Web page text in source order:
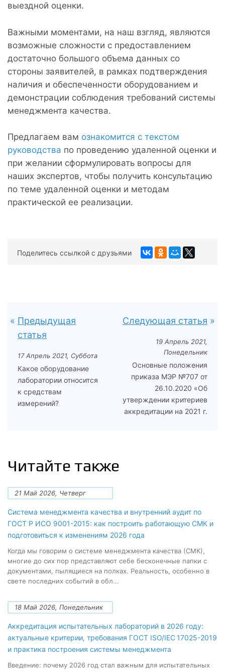
выездной оценки.
Важными моментами, на наш взгляд, являются
возможные сложности с предоставлением
достаточно большого объема данных со
стороны заявителей, в рамках подтверждения
наличия и обеспеченности оборудованием и
демонстрации соблюдения требований системы
менеджмента качества.
Предлагаем вам ознакомится с текстом
руководства по проведению удаленной оценки и
при желании сформулировать вопросы для
наших экспертов, чтобы получить консультацию
по теме удаленной оценки и методам
практической ее реализации.
Поделитесь ссылкой с друзьями
Предыдущая
статья
17 Апрель 2021, Суббота
Какое оборудование
лаборатории относится
к средствам
измерений?
Следующая статья
19 Апрель 2021,
Понедельник
Основные положения
приказа МЭР №707 от
26.10.2020 «Об
утверждении критериев
аккредитации на 2021 г.
Читайте также
21 Май 2026, Четверг
Система менеджмента качества и внутренний аудит по
ГОСТ Р ИСО 9001-2015: как построить работающую СМК и
подготовиться к изменениям 2026 года
Когда мы говорим о системе менеджмента качества (СМК),
многие до сих пор представляют себе бесконечные папки с
документами, пылящиеся на полках. Реальность, особенно в
свете последних событий в обл...
18 Май 2026, Понедельник
Аккредитация испытательных лабораторий в 2026 году:
актуальные критерии, требования ГОСТ ISO/IEC 17025-2019
и практика построения системы менеджмента
Введение: почему 2026 год стал важным для испытательных